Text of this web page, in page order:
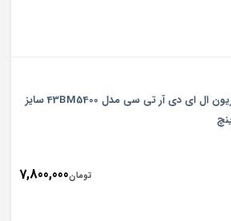
تلویزیون ال ای دی آر تی سی مدل 43BM5400 سایز
تومان7,800,000